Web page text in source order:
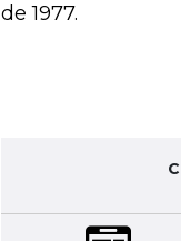
de 1977.